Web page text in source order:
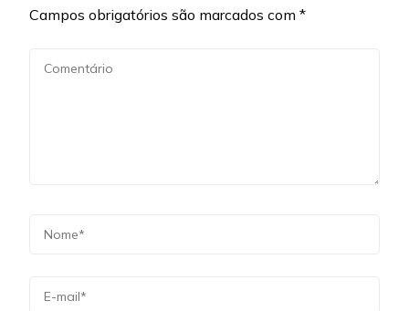
Campos obrigatórios são marcados com *